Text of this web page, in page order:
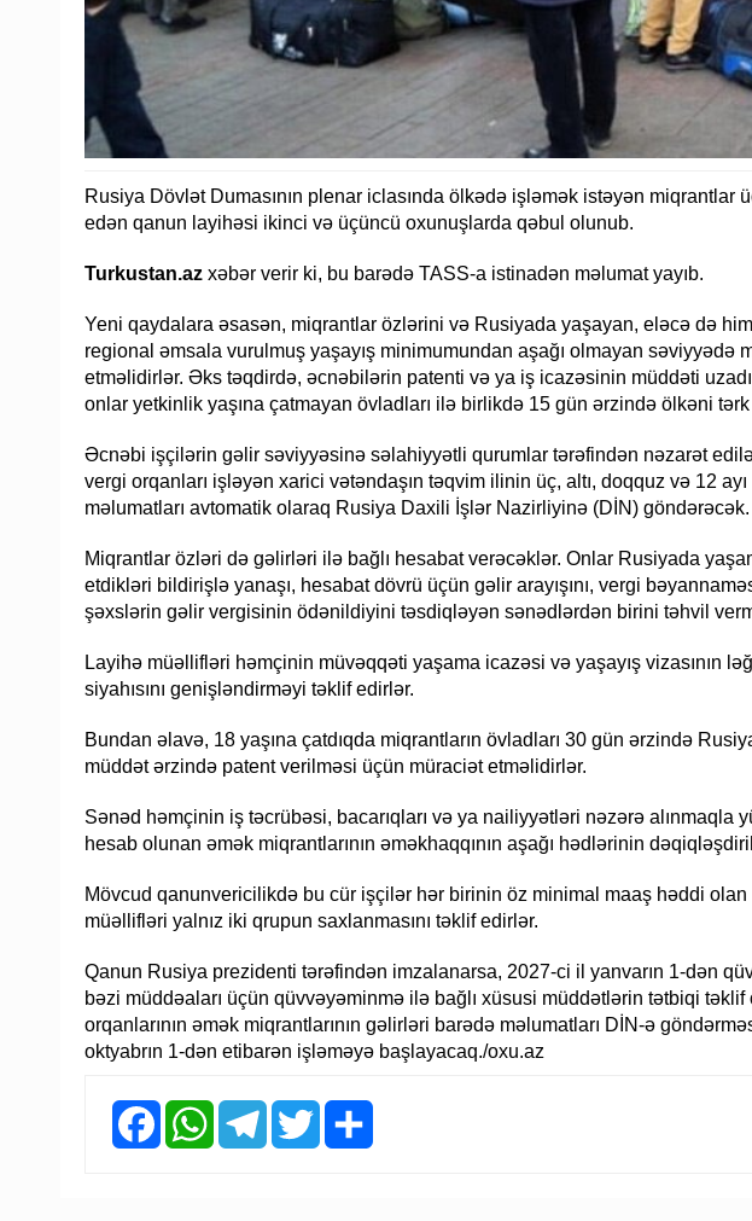
Rusiya Dövlət Dumasının plenar iclasında ölkədə işləmək istəyən miqrantlar
edən qanun layihəsi ikinci və üçüncü oxunuşlarda qəbul olunub.
Turkustan.az xəbər verir ki, bu barədə TASS-a istinadən məlumat yayıb.
Yeni qaydalara əsasən, miqrantlar özlərini və Rusiyada yaşayan, eləcə də
regional əmsala vurulmuş yaşayış minimumundan aşağı olmayan səviyyədə
etməlidirlər. Əks təqdirdə, əcnəbilərin patenti və ya iş icazəsinin müddəti
onlar yetkinlik yaşına çatmayan övladları ilə birlikdə 15 gün ərzində ölkəni
Əcnəbi işçilərin gəlir səviyyəsinə səlahiyyətli qurumlar tərəfindən nəzarət
vergi orqanları işləyən xarici vətəndaşın təqvim ilinin üç, altı, doqquz və 12
məlumatları avtomatik olaraq Rusiya Daxili İşlər Nazirliyinə (DİN) göndərəcək.
Miqrantlar özləri də gəlirləri ilə bağlı hesabat verəcəklər. Onlar Rusiyada
etdikləri bildirişlə yanaşı, hesabat dövrü üçün gəlir arayışını, vergi
şəxslərin gəlir vergisinin ödənildiyini təsdiqləyən sənədlərdən birini təhvil
Layihə müəllifləri həmçinin müvəqqəti yaşama icazəsi və yaşayış vizasının
siyahısını genişləndirməyi təklif edirlər.
Bundan əlavə, 18 yaşına çatdıqda miqrantların övladları 30 gün ərzində
müddət ərzində patent verilməsi üçün müraciət etməlidirlər.
Sənəd həmçinin iş təcrübəsi, bacarıqları və ya nailiyyətləri nəzərə alınmaqla
hesab olunan əmək miqrantlarının əməkhaqqının aşağı hədlərinin
Mövcud qanunvericilikdə bu cür işçilər hər birinin öz minimal maaş həddi
müəllifləri yalnız iki qrupun saxlanmasını təklif edirlər.
Qanun Rusiya prezidenti tərəfindən imzalanarsa, 2027-ci il yanvarın 1-dən
bəzi müddəaları üçün qüvvəyəminmə ilə bağlı xüsusi müddətlərin tətbiqi
orqanlarının əmək miqrantlarının gəlirləri barədə məlumatları DİN-ə
oktyabrın 1-dən etibarən işləməyə başlayacaq./oxu.az
FacebookWhatsAppTelegramTwitter